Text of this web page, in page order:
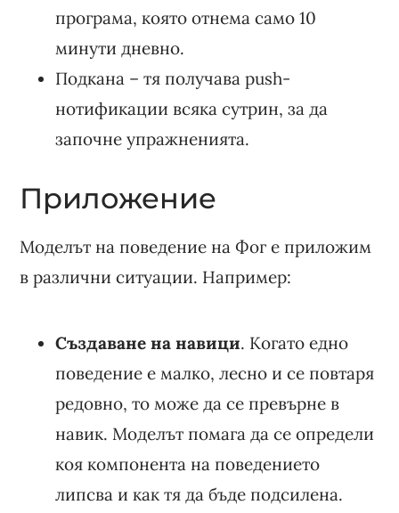
програма, която отнема само 10
минути дневно.
Подкана – тя получава push-
нотификации всяка сутрин, за да
започне упражненията.
Приложение
Моделът на поведение на Фог е приложим
в различни ситуации. Например:
Създаване на навици. Когато едно
поведение е малко, лесно и се повтаря
редовно, то може да се превърне в
навик. Моделът помага да се определи
коя компонента на поведението
липсва и как тя да бъде подсилена.